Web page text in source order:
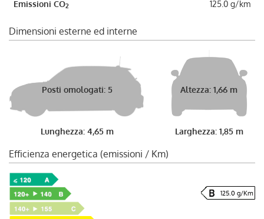
Emissioni CO2 125.0 g/km
Dimensioni esterne ed interne
Posti omologati: 5
Lunghezza: 4,65 m
Altezza: 1,66 m
Larghezza: 1,85 m
Efficienza energetica (emissioni / Km)
125.0 g/Km